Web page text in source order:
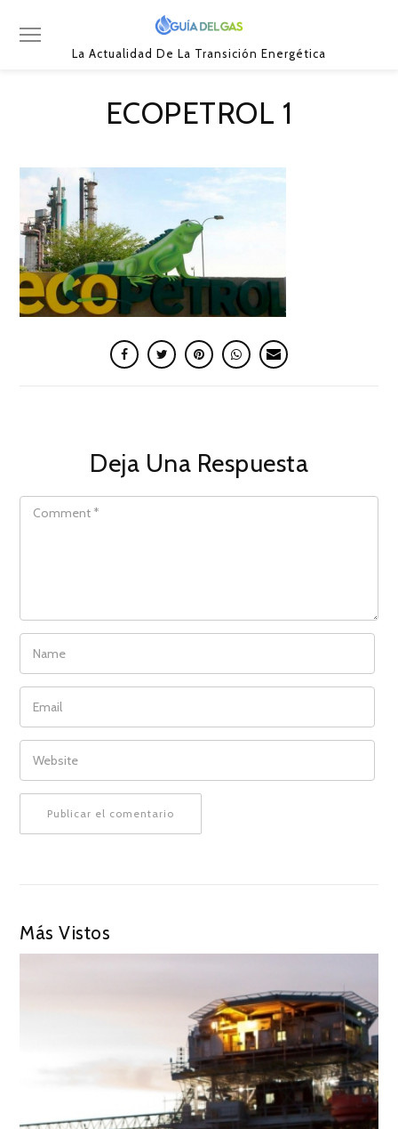
La Actualidad De La Transición Energética
ECOPETROL 1
Deja Una Respuesta
COMMENT
NAME
EMAIL
WEBSITE
Más Vistos